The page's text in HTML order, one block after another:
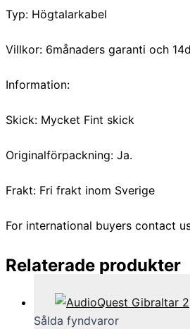
Typ: Högtalarkabel
Villkor: 6månaders garanti och
Information:
Skick: Mycket Fint skick
Originalförpackning: Ja.
Frakt: Fri frakt inom Sverige
For international buyers contact
Relaterade produkter
Sålda fyndvaror